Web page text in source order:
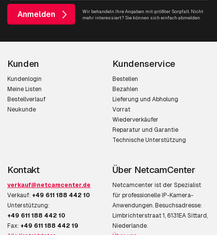
Anmelden
Wir behandeln Ihre Angaben mit größter Sorgfalt. Nicht
mehr interessiert? Sie können sich einfach abmelden.
Kunden
Kundenlogin
Meine Listen
Bestellverlauf
Neukunde
Kundenservice
Bestellen
Bezahlen
Lieferung und Abholung
Vorrat
Wiederverkäufer
Reparatur und Garantie
Technische Unterstützung
Kontakt
verkauf@netcamcenter.de
Verkauf: +49 611 188 442 10
Unterstützung:
+49 611 188 442 10
Fax: +49 611 188 442 19
Über NetcamCenter
Netcamcenter ist der Spezialist
für professionelle IP-Kamera-
Anwendungen. Besuchsadresse:
Limbrichterstraat 1, 6131EA Sittard,
Niederlande.